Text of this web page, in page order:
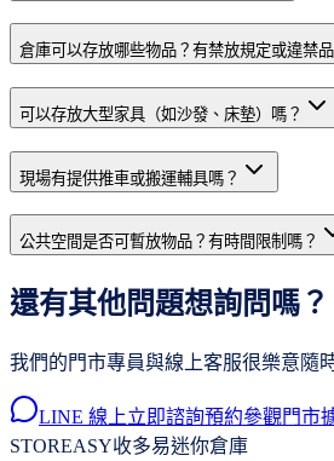
倉庫可以存放哪些物品？有禁放規定或違禁品
可以存放大型家具（如沙發、床墊）嗎？
現場有提供推車或搬運輔具嗎？
公共空間是否可暫放物品？有時間限制嗎？
還有其他問題想詢問嗎？
我們的門市專員與線上客服很樂意隨
LINE 線上立即諮詢預約參觀門市
STOREASY收多易迷你倉庫